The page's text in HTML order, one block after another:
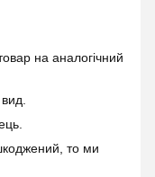
на аналогічний
то ми